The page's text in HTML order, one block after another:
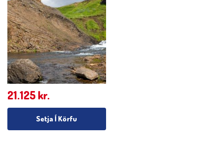
21.125 kr.
Setja Í Körfu